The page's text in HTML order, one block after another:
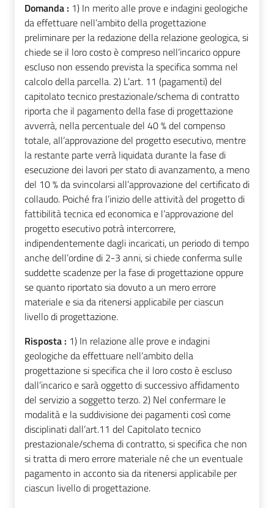
Domanda : 1) In merito alle prove e indagini geologiche
da effettuare nell’ambito della progettazione
preliminare per la redazione della relazione geologica, si
chiede se il loro costo è compreso nell’incarico oppure
escluso non essendo prevista la specifica somma nel
calcolo della parcella. 2) L’art. 11 (pagamenti) del
capitolato tecnico prestazionale/schema di contratto
riporta che il pagamento della fase di progettazione
avverrà, nella percentuale del 40 % del compenso
totale, all’approvazione del progetto esecutivo, mentre
la restante parte verrà liquidata durante la fase di
esecuzione dei lavori per stato di avanzamento, a meno
del 10 % da svincolarsi all’approvazione del certificato di
collaudo. Poiché fra l’inizio delle attività del progetto di
fattibilità tecnica ed economica e l’approvazione del
progetto esecutivo potrà intercorrere,
indipendentemente dagli incaricati, un periodo di tempo
anche dell’ordine di 2-3 anni, si chiede conferma sulle
suddette scadenze per la fase di progettazione oppure
se quanto riportato sia dovuto a un mero errore
materiale e sia da ritenersi applicabile per ciascun
livello di progettazione.
Risposta : 1) In relazione alle prove e indagini
geologiche da effettuare nell’ambito della
progettazione si specifica che il loro costo è escluso
dall’incarico e sarà oggetto di successivo affidamento
del servizio a soggetto terzo. 2) Nel confermare le
modalità e la suddivisione dei pagamenti così come
disciplinati dall’art.11 del Capitolato tecnico
prestazionale/schema di contratto, si specifica che non
si tratta di mero errore materiale né che un eventuale
pagamento in acconto sia da ritenersi applicabile per
ciascun livello di progettazione.